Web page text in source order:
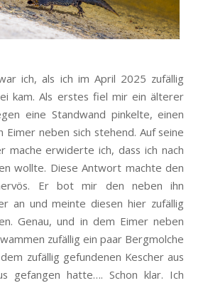
ich, als ich im April 2025 zufällig
kam. Als erstes fiel mir ein älterer
eine Standwand pinkelte, einen
Eimer neben sich stehend. Auf seine
mache erwiderte ich, dass ich nach
wollte. Diese Antwort machte den
Er bot mir den neben ihn
an und meinte diesen hier zufällig
Genau, und in dem Eimer neben
zufällig ein paar Bergmolche
zufällig gefundenen Kescher aus
gefangen hatte…. Schon klar. Ich